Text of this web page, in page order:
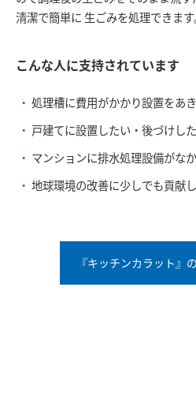
清潔で簡単に 生ごみを処理できます
こんな人に支持されています
処理槽に費用がかかり設置をあ
戸建てに設置したい・後づけし
マンションに排水処理設備がな
地球環境の改善に少しでも貢献
『キッチンカラット』